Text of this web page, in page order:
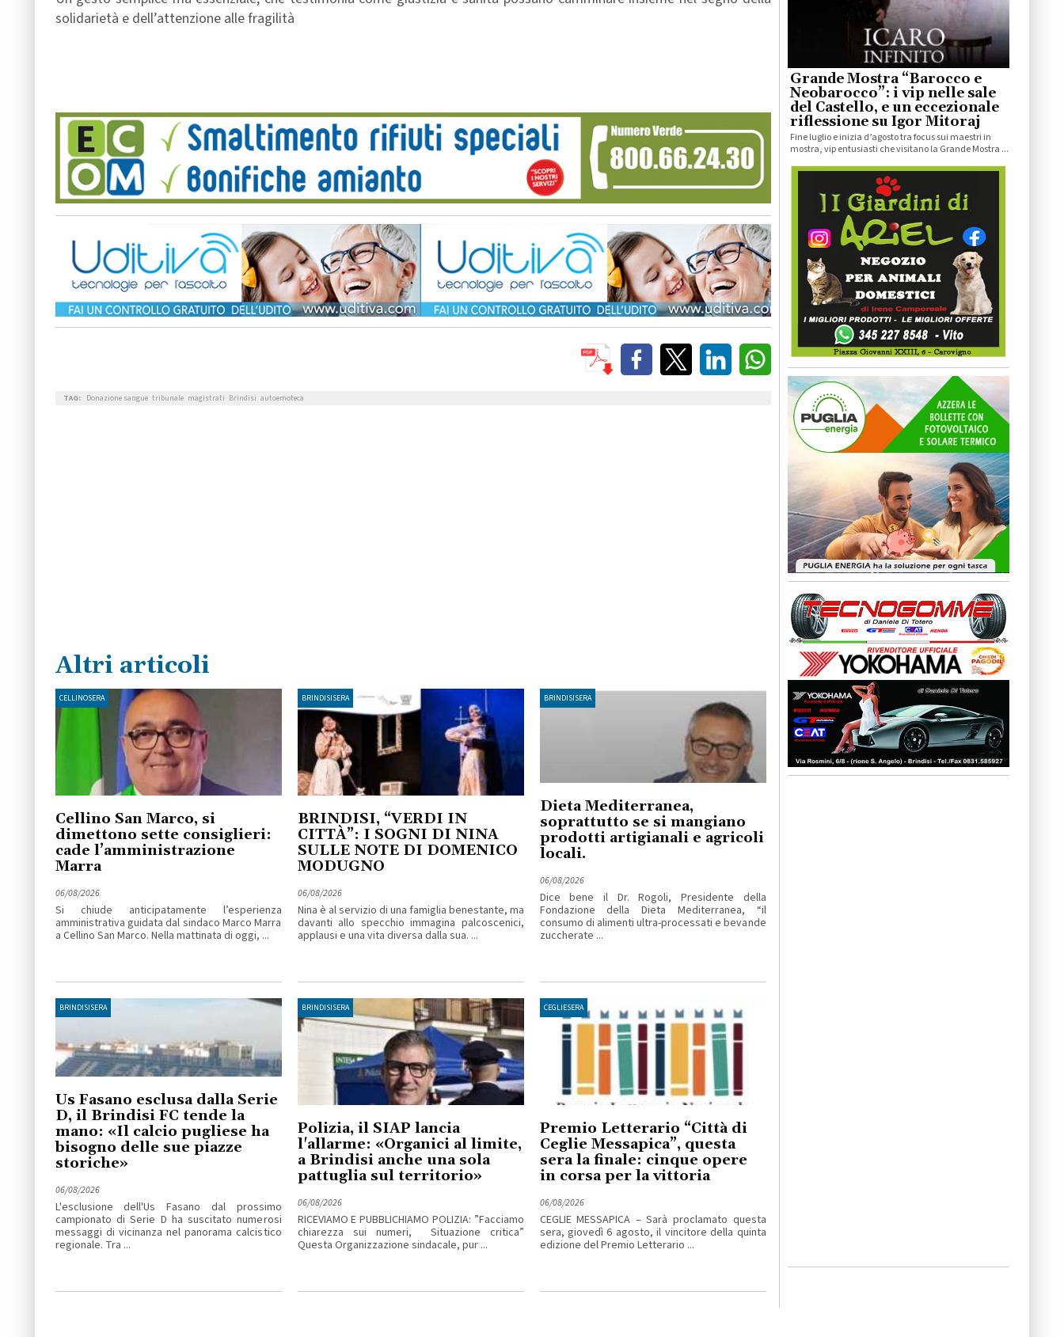
solidarietà e dell’attenzione alle fragilità
TAG: Donazione sangue tribunale magistrati Brindisi autoemoteca
Altri articoli
CELLINOSERA
Cellino San Marco, si
dimettono sette consiglieri:
cade l’amministrazione
Marra
06/08/2026
Si chiude anticipatamente l’esperienza
amministrativa guidata dal sindaco Marco Marra
a Cellino San Marco. Nella mattinata di oggi, ...
BRINDISISERA
BRINDISI, “VERDI IN
CITTÀ”: I SOGNI DI NINA
SULLE NOTE DI DOMENICO
MODUGNO
06/08/2026
Nina è al servizio di una famiglia benestante, ma
davanti allo specchio immagina palcoscenici,
applausi e una vita diversa dalla sua. ...
BRINDISISERA
Dieta Mediterranea,
soprattutto se si mangiano
prodotti artigianali e agricoli
locali.
06/08/2026
Dice bene il Dr. Rogoli, Presidente della
Fondazione della Dieta Mediterranea, “il
consumo di alimenti ultra-processati e bevande
zuccherate ...
BRINDISISERA
Us Fasano esclusa dalla Serie
D, il Brindisi FC tende la
mano: «Il calcio pugliese ha
bisogno delle sue piazze
storiche»
06/08/2026
L'esclusione dell'Us Fasano dal prossimo
campionato di Serie D ha suscitato numerosi
messaggi di vicinanza nel panorama calcistico
regionale. Tra ...
BRINDISISERA
Polizia, il SIAP lancia
l'allarme: «Organici al limite,
a Brindisi anche una sola
pattuglia sul territorio»
06/08/2026
RICEVIAMO E PUBBLICHIAMO POLIZIA: ”Facciamo
chiarezza sui numeri, Situazione critica”
Questa Organizzazione sindacale, pur ...
CEGLIESERA
Premio Letterario “Città di
Ceglie Messapica”, questa
sera la finale: cinque opere
in corsa per la vittoria
06/08/2026
CEGLIE MESSAPICA – Sarà proclamato questa
sera, giovedì 6 agosto, il vincitore della quinta
edizione del Premio Letterario ...
Grande Mostra “Barocco e
Neobarocco”: i vip nelle sale
del Castello, e un eccezionale
riflessione su Igor Mitoraj
Fine luglio e inizia d’agosto tra focus sui maestri in
mostra, vip entusiasti che visitano la Grande Mostra ...